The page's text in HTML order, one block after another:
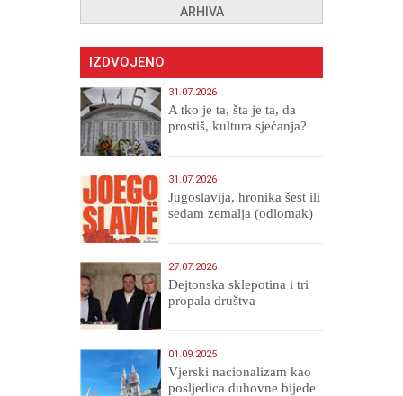
ARHIVA
IZDVOJENO
31.07.2026
A tko je ta, šta je ta, da
prostiš, kultura sjećanja?
31.07.2026
Jugoslavija, hronika šest ili
sedam zemalja (odlomak)
27.07.2026
Dejtonska sklepotina i tri
propala društva
01.09.2025
​Vjerski nacionalizam kao
posljedica duhovne bijede